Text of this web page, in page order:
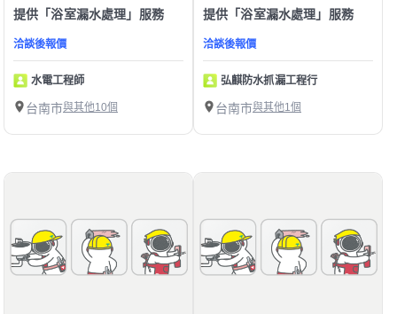
提供「浴室漏水處理」服務
洽談後報價
水電工程師
台南市與其他10個
提供「浴室漏水處理」服務
洽談後報價
弘麒防水抓漏工程行
台南市與其他1個